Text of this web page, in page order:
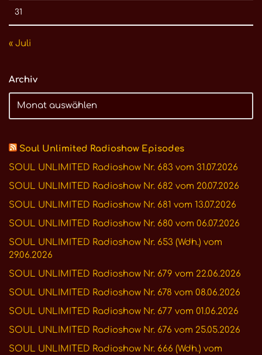
31
« Juli
Archiv
Soul Unlimited Radioshow Episodes
SOUL UNLIMITED Radioshow Nr. 683 vom 31.07.2026
SOUL UNLIMITED Radioshow Nr. 682 vom 20.07.2026
SOUL UNLIMITED Radioshow Nr. 681 vom 13.07.2026
SOUL UNLIMITED Radioshow Nr. 680 vom 06.07.2026
SOUL UNLIMITED Radioshow Nr. 653 (Wdh.) vom
29.06.2026
SOUL UNLIMITED Radioshow Nr. 679 vom 22.06.2026
SOUL UNLIMITED Radioshow Nr. 678 vom 08.06.2026
SOUL UNLIMITED Radioshow Nr. 677 vom 01.06.2026
SOUL UNLIMITED Radioshow Nr. 676 vom 25.05.2026
SOUL UNLIMITED Radioshow Nr. 666 (Wdh.) vom